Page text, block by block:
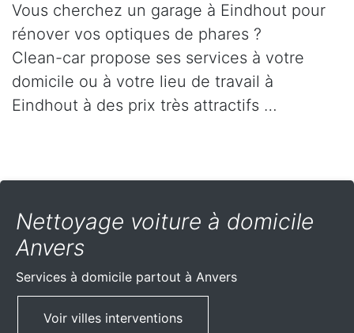
Vous cherchez un garage à Eindhout pour
rénover vos optiques de phares ?
Clean-car propose ses services à votre
domicile ou à votre lieu de travail à
Eindhout à des prix très attractifs …
Nettoyage voiture à domicile
Anvers
Services à domicile partout à Anvers
Voir villes interventions